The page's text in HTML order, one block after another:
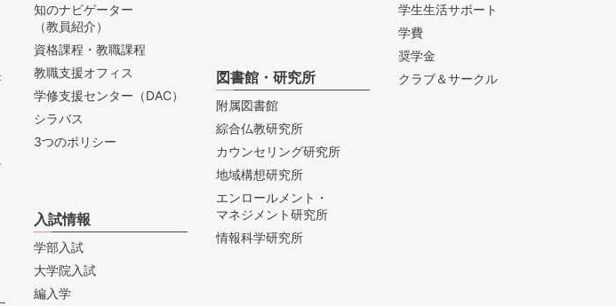
知のナビゲーター
（教員紹介）
資格課程・教職課程
教職支援オフィス
学修支援センター（DAC）
シラバス
3つのポリシー
学生生活サポート
学費
奨学金
クラブ＆サークル
入試情報
学部入試
大学院入試
編入学
図書館・研究所
附属図書館
綜合仏教研究所
カウンセリング研究所
地域構想研究所
エンロールメント・
マネジメント研究所
情報科学研究所